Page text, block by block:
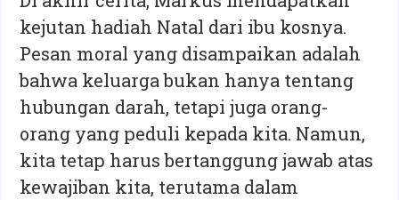
kejutan hadiah Natal dari ibu kosnya.
Pesan moral yang disampaikan adalah
bahwa keluarga bukan hanya tentang
hubungan darah, tetapi juga orang-
orang yang peduli kepada kita. Namun,
kita tetap harus bertanggung jawab atas
kewajiban kita, terutama dalam